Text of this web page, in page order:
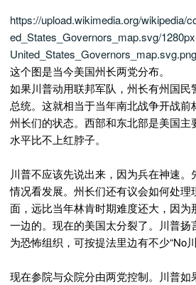
https://upload.wikimedia.org/wikipedia/
ed_States_Governors_map.svg/
United_States_Governors_map.svg.png
这个图是当今美国州长两党分布。
如果川普动用联邦军队，州长有州国
总统。这就相当于当年南北战争开战
州长们的状态。西部和东北部是美国主
水平比不上红脖子。
川普不应该先说出来，因为兵在神速。
情况看发展。州长们还有议会如何处理
面，远比当年林肯时期难度还大，因
一边的。现在的美国太分裂了。川普扬
为恐怖组织，可按提法里边有不少“No川
现在参院与众院分由两党控制。川普如